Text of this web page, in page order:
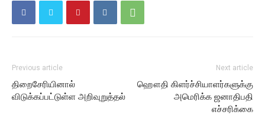
Previous article
திறைசேரியினால்
விடுக்கப்பட்டுள்ள அறிவுறுத்தல்
Next article
ஹௌதி கிளர்ச்சியாளர்களுக்கு
அமெரிக்க ஜனாதிபதி
எச்சரிக்கை